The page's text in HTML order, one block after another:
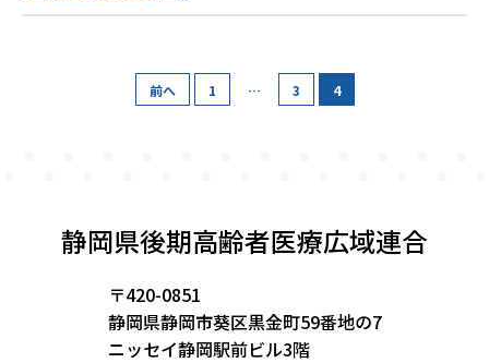
キーワード「保険証」一覧
前へ 1 … 3 4
静岡県後期高齢者医療広域連合
〒420-0851
静岡県静岡市葵区黒金町59番地の7
ニッセイ静岡駅前ビル3階